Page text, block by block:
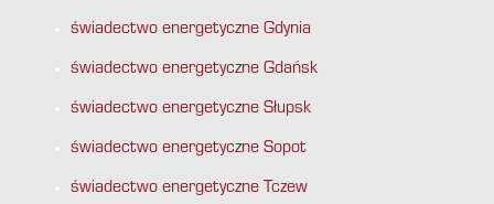
świadectwo energetyczne Gdynia
świadectwo energetyczne Gdańsk
świadectwo energetyczne Słupsk
świadectwo energetyczne Sopot
świadectwo energetyczne Tczew